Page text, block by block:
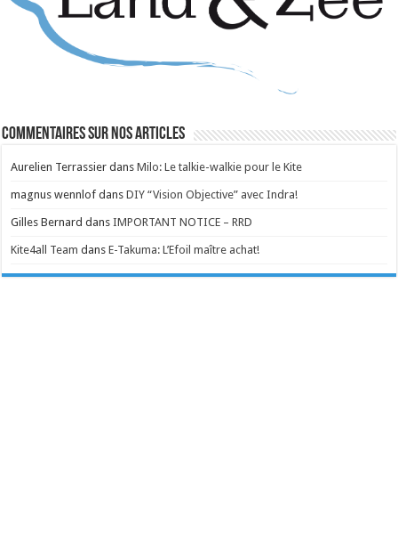
Commentaires sur nos articles
Aurelien Terrassier dansMilo: Le talkie-walkie pour le Kite
magnus wennlof dansDIY “Vision Objective” avec Indra!
Gilles Bernard dansIMPORTANT NOTICE – RRD
Kite4all Team dansE-Takuma: L’Efoil maître achat!